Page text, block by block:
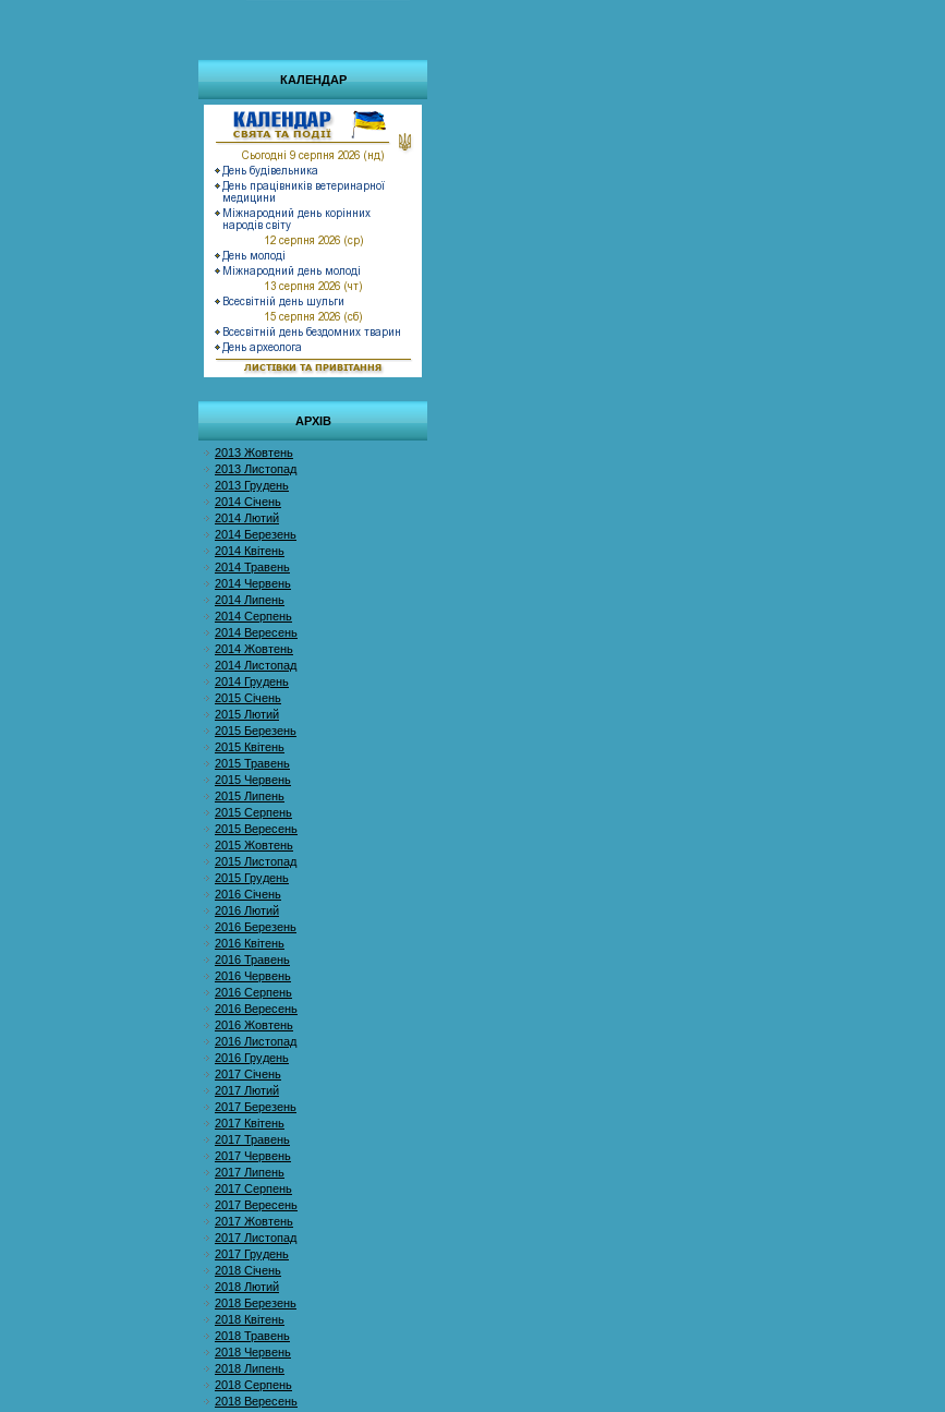
КАЛЕНДАР
АРХІВ
2013 Жовтень
2013 Листопад
2013 Грудень
2014 Січень
2014 Лютий
2014 Березень
2014 Квітень
2014 Травень
2014 Червень
2014 Липень
2014 Серпень
2014 Вересень
2014 Жовтень
2014 Листопад
2014 Грудень
2015 Січень
2015 Лютий
2015 Березень
2015 Квітень
2015 Травень
2015 Червень
2015 Липень
2015 Серпень
2015 Вересень
2015 Жовтень
2015 Листопад
2015 Грудень
2016 Січень
2016 Лютий
2016 Березень
2016 Квітень
2016 Травень
2016 Червень
2016 Серпень
2016 Вересень
2016 Жовтень
2016 Листопад
2016 Грудень
2017 Січень
2017 Лютий
2017 Березень
2017 Квітень
2017 Травень
2017 Червень
2017 Липень
2017 Серпень
2017 Вересень
2017 Жовтень
2017 Листопад
2017 Грудень
2018 Січень
2018 Лютий
2018 Березень
2018 Квітень
2018 Травень
2018 Червень
2018 Липень
2018 Серпень
2018 Вересень